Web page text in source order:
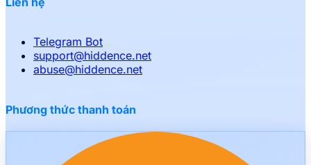
Telegram Bot
support@hiddence.net
abuse@hiddence.net
Phương thức thanh toán